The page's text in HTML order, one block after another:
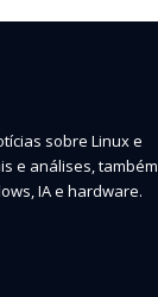
sobre Linux e
e análises, também
IA e hardware.